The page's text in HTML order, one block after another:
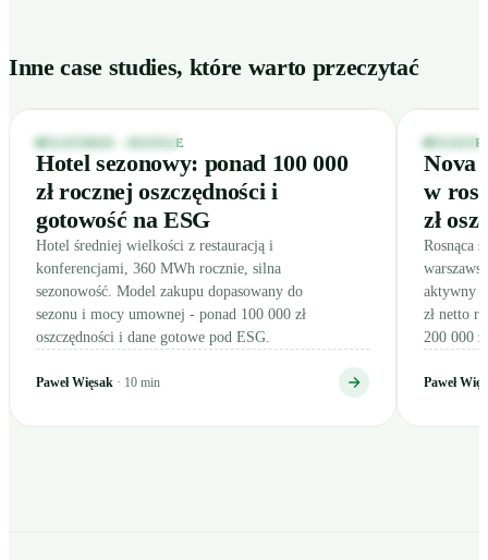
Inne case studies, które warto przeczytać
Elegancki hotel o zmierzchu z ciepło rozświetlonymi oknami
HOTELE · POLSKA
100 000
zł / rok
FEATURED - HOTELE
Hotel sezonowy: ponad 100 000
zł rocznej oszczędności i
gotowość na ESG
Hotel średniej wielkości z restauracją i
konferencjami, 360 MWh rocznie, silna
sezonowość. Model zakupu dopasowany do
sezonu i mocy umownej - ponad 100 000 zł
oszczędności i dane gotowe pod ESG.
Paweł Więsak · 10 min
Wnętrze
Nova
w
zł
Rosnąca
aktywny
zł netto
200 000
Paweł